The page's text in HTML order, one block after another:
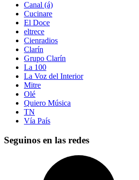
Canal (á)
Cucinare
El Doce
eltrece
Cienradios
Clarín
Grupo Clarín
La 100
La Voz del Interior
Mitre
Olé
Quiero Música
TN
Vía País
Seguinos en las redes